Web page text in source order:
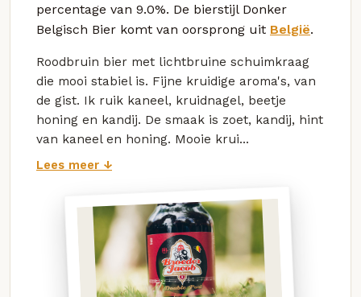
percentage van 9.0%. De bierstijl Donker
Belgisch Bier komt van oorsprong uit België.
Roodbruin bier met lichtbruine schuimkraag
die mooi stabiel is. Fijne kruidige aroma's, van
de gist. Ik ruik kaneel, kruidnagel, beetje
honing en kandij. De smaak is zoet, kandij, hint
van kaneel en honing. Mooie krui...
Lees meer ↓